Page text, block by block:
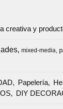
creativa y
mixed-media
Papelería
DIY